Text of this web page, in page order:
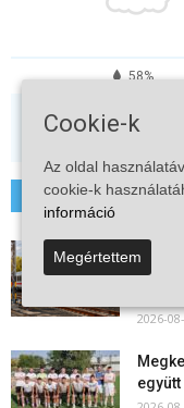
58%
SZO
30° 33
További hírek
2026-
Cookie-k
Az oldal
cookie-k
információ
Megértettem